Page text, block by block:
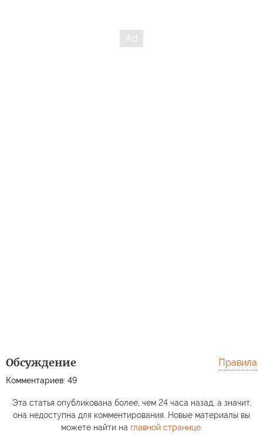
Обсуждение
Комментариев: 49
Правила
Эта статья опубликована более, чем 24 часа назад, а значит,
она недоступна для комментирования. Новые материалы вы
можете найти на главной странице.